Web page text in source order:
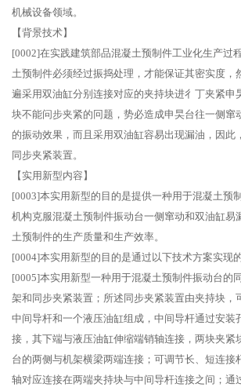
机械设备领域。
【背景技术】
[0002]在实践建筑部品混凝土预制件工业化生产过
土预制件必须经过振捣处理，才能保证其密实度，
遍采用双油缸分别连接对应的夹持块进彳丁夹紧申
块不能问步夹紧的冋题，势必造成申旲台往一侧窜
的振动效果，而且采用双油缸容易出现漏油，因此
同步夹紧装置。
【实用新型内容】
[0003]本实用新型的目的是提供一种用于混凝土预
机构克服混凝土预制件振动台一侧窜动和双油缸易
土预制件的生产质量和生产效率。
[0004]本实用新型的目的是通过以下技术方案实现
[0005]本实用新型一种用于混凝土预制件振动台的
架和同步夹紧装置；所述同步夹紧装置由夹持块，
中间导杆和一个液压油缸组成，中间导杆通过安装
接，其下端与液压油缸伸缩端销轴连接，两块夹紧
台的两侧与机架横梁两端连接；可调节长、短连接
轴对应连接在两端夹持块与中间导杆连接之间；通